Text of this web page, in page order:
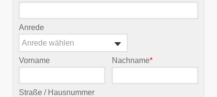
Anrede
Anrede wählen
Vorname Nachname*
Straße / Hausnummer